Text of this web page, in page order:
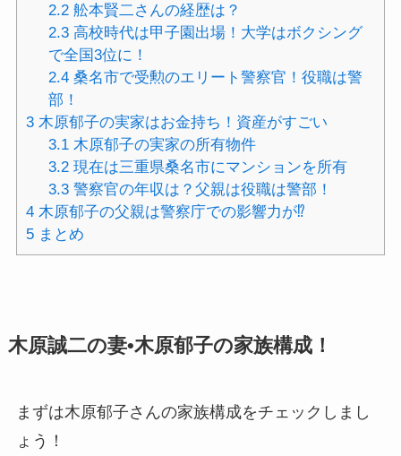
2.2 舩本賢二さんの経歴は？
2.3 高校時代は甲子園出場！大学はボクシング
で全国3位に！
2.4 桑名市で受勲のエリート警察官！役職は警
部！
3木原郁子の実家はお金持ち！資産がすごい
3.1 木原郁子の実家の所有物件
3.2 現在は三重県桑名市にマンションを所有
3.3 警察官の年収は？父親は役職は警部！
4木原郁子の父親は警察庁での影響力が⁉︎
5まとめ
木原誠二の妻•木原郁子の家族構成！
まずは木原郁子さんの家族構成をチェックしまし
ょう！